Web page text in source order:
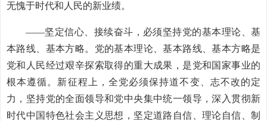
无愧于时代和人民的新业绩。
——坚定信心、接续奋斗，必须坚持党的基本理论、基
本路线、基本方略。党的基本理论、基本路线、基本方略是
党和人民经过艰辛探索取得的重大成果，是党和国家事业的
根本遵循。新征程上，全党必须保持道不变、志不改的定
力，坚持党的全面领导和党中央集中统一领导，深入贯彻新
时代中国特色社会主义思想，坚定道路自信、理论自信、制